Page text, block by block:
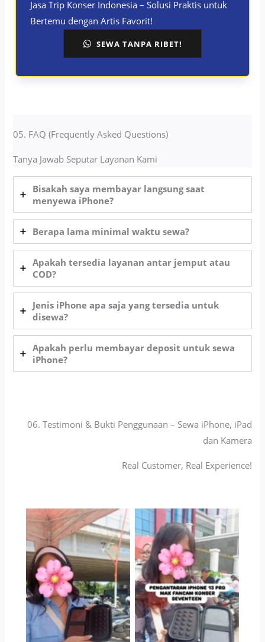
Jasa Trip Konser Indonesia – Solusi Praktis untuk
Bertemu dengan Artis Favorit!
SEWA TANPA RIBET!
05. FAQ (Frequently Asked Questions)
Tanya Jawab Seputar Layanan Kami
Bisakah saya membayar langsung saat
menyewa iPhone?
Berapa lama minimal waktu sewa?
Apakah tersedia layanan antar jemput atau
COD?
Jenis iPhone apa saja yang tersedia untuk
disewa?
Apakah perlu membayar deposit untuk sewa
iPhone?
06. Testimoni & Bukti Penggunaan – Sewa iPhone, iPad
dan Kamera
Real Customer, Real Experience!
Serah Terima Sewa
iPhone TransGO
Serah Terima Sewa
iPhone 13 Pro Max
Konser Seventeen